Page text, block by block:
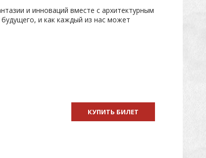
и инноваций вместе с архитектурным
и как каждый из нас может
КУПИТЬ БИЛЕТ